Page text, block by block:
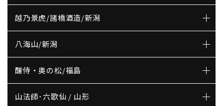
越乃景虎/諸橋酒造/新潟
八海山/新潟
醸侍・奥の松/福島
山法師･六歌仙 / 山形